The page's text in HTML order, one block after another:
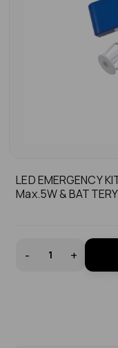
LED EMERGENCY
Max.5W &
- +